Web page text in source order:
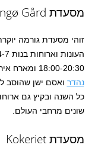
מסעדת Engø Gård
זוהי מסעדת גורמה
18:00-20:30 ומארח אירועים עד 100 אנשים. לצד המסעדה יש
נהדר ואסם ישן שהוסב
שונים מרחבי העולם.
מסעדת Kokeriet